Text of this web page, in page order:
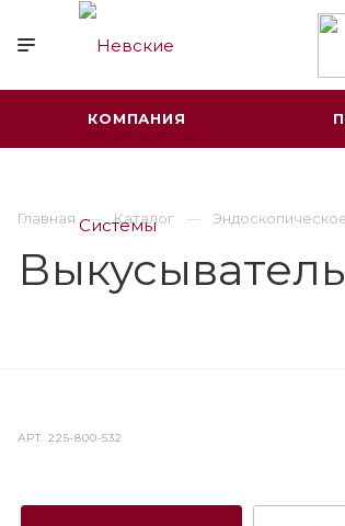
КОМПАНИЯ
Главная Каталог
АРТ.225-800-532